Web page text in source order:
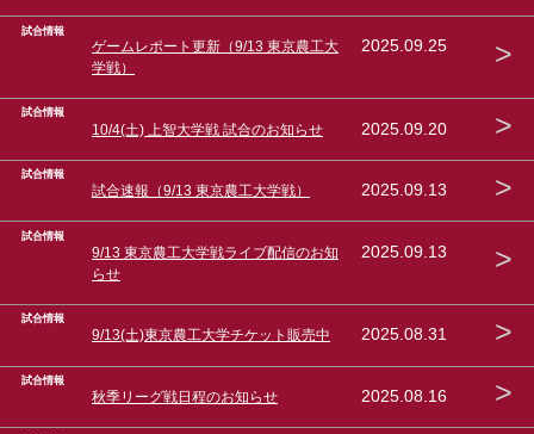
試合情報
ゲームレポート更新（9/13 東京農工大
学戦）
2025.09.25 >
試合情報
10/4(土) 上智大学戦 試合のお知らせ 2025.09.20 >
試合情報
試合速報（9/13 東京農工大学戦） 2025.09.13 >
試合情報
9/13 東京農工大学戦ライブ配信のお知
らせ
2025.09.13 >
試合情報
9/13(土)東京農工大学チケット販売中 2025.08.31 >
試合情報
秋季リーグ戦日程のお知らせ 2025.08.16 >